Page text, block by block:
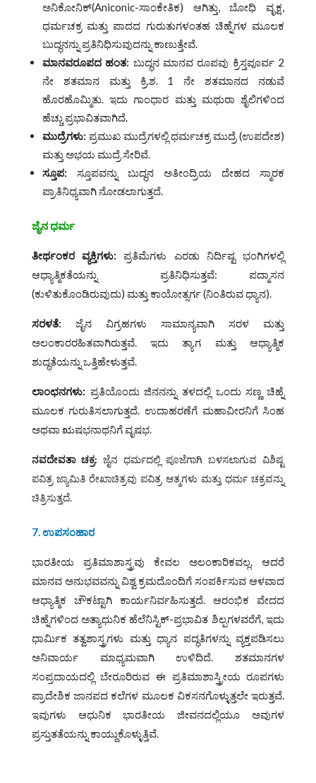
ಅನಿಕೋನಿಕ್(Aniconic-ಸಾಂಕೇತಿಕ) ಆಗಿತ್ತು, ಬೋಧಿ ವೃಕ್ಷ,
ಧರ್ಮಚಕ್ರ ಮತ್ತು ಪಾದದ ಗುರುತುಗಳಂತಹ ಚಿಹ್ನೆಗಳ ಮೂಲಕ
ಬುದ್ಧನನ್ನು ಪ್ರತಿನಿಧಿಸುವುದನ್ನು ಕಾಣುತ್ತೇವೆ.
ಮಾನವರೂಪದಹಂತ: ಬುದ್ಧನ ಮಾನವ ರೂಪವು ಕ್ರಿಸ್ತಪೂರ್ವ 2
ನೇ ಶತಮಾನ ಮತ್ತು ಕ್ರಿ.ಶ. 1 ನೇ ಶತಮಾನದ ನಡುವೆ
ಹೊರಹೊಮ್ಮಿತು. ಇದು ಗಾಂಧಾರ ಮತ್ತು ಮಥುರಾ ಶೈಲಿಗಳಿಂದ
ಹೆಚ್ಚು ಪ್ರಭಾವಿತವಾಗಿದೆ.
ಮುದ್ರೆಗಳು: ಪ್ರಮುಖ ಮುದ್ರೆಗಳಲ್ಲಿ ಧರ್ಮಚಕ್ರ ಮುದ್ರೆ (ಉಪದೇಶ)
ಮತ್ತು ಅಭಯ ಮುದ್ರೆ ಸೇರಿವೆ.
ಸ್ತೂಪ: ಸ್ತೂಪವನ್ನು ಬುದ್ಧನ ಅತೀಂದ್ರಿಯ ದೇಹದ ಸ್ಮಾರಕ
ಪ್ರಾತಿನಿಧ್ಯವಾಗಿ ನೋಡಲಾಗುತ್ತದೆ.
ಜೈನ ಧರ್ಮ
ತೀರ್ಥಂಕರ ವ್ಯಕ್ತಿಗಳು: ಪ್ರತಿಮೆಗಳು ಎರಡು ನಿರ್ದಿಷ್ಟ ಭಂಗಿಗಳಲ್ಲಿ
ಆಧ್ಯಾತ್ಮಿಕತೆಯನ್ನು ಪ್ರತಿನಿಧಿಸುತ್ತವೆ: ಪದ್ಮಾಸನ
(ಕುಳಿತುಕೊಂಡಿರುವುದು) ಮತ್ತು ಕಾಯೋತ್ಸರ್ಗ (ನಿಂತಿರುವ ಧ್ಯಾನ).
ಸರಳತೆ: ಜೈನ ವಿಗ್ರಹಗಳು ಸಾಮಾನ್ಯವಾಗಿ ಸರಳ ಮತ್ತು
ಅಲಂಕಾರರಹಿತವಾಗಿರುತ್ತವೆ. ಇದು ತ್ಯಾಗ ಮತ್ತು ಆಧ್ಯಾತ್ಮಿಕ
ಶುದ್ಧತೆಯನ್ನು ಒತ್ತಿಹೇಳುತ್ತವೆ.
ಲಾಂಛನಗಳು: ಪ್ರತಿಯೊಂದು ಜಿನನನ್ನು ತಳದಲ್ಲಿ ಒಂದು ಸಣ್ಣ ಚಿಹ್ನೆ
ಮೂಲಕ ಗುರುತಿಸಲಾಗುತ್ತದೆ. ಉದಾಹರಣೆಗೆ ಮಹಾವೀರನಿಗೆ ಸಿಂಹ
ಅಥವಾ ಋಷಭನಾಥನಿಗೆ ವೃಷಭ.
ನವದೇವತಾ ಚಕ್ರ: ಜೈನ ಧರ್ಮದಲ್ಲಿ ಪೂಜೆಗಾಗಿ ಬಳಸಲಾಗುವ ವಿಶಿಷ್ಟ
ಪವಿತ್ರ ಜ್ಯಾಮಿತಿ ರೇಖಾಚಿತ್ರವು ಪವಿತ್ರ ಆತ್ಮಗಳು ಮತ್ತು ಧರ್ಮ ಚಕ್ರವನ್ನು
ಚಿತ್ರಿಸುತ್ತದೆ.
7. ಉಪಸಂಹಾರ
ಭಾರತೀಯ ಪ್ರತಿಮಾಶಾಸ್ತ್ರವು ಕೇವಲ ಅಲಂಕಾರಿಕವಲ್ಲ. ಆದರೆ
ಮಾನವ ಅನುಭವವನ್ನು ವಿಶ್ವ ಕ್ರಮದೊಂದಿಗೆ ಸಂಪರ್ಕಿಸುವ ಆಳವಾದ
ಆಧ್ಯಾತ್ಮಿಕ ಚೌಕಟ್ಟಾಗಿ ಕಾರ್ಯನಿರ್ವಹಿಸುತ್ತದೆ. ಆರಂಭಿಕ ವೇದದ
ಚಿಹ್ನೆಗಳಿಂದ ಅತ್ಯಾಧುನಿಕ ಹೆಲೆನಿಸ್ಟಿಕ್-ಪ್ರಭಾವಿತ ಶಿಲ್ಪಗಳವರೆಗೆ, ಇದು
ಧಾರ್ಮಿಕ ತತ್ವಶಾಸ್ತ್ರಗಳು ಮತ್ತು ಧ್ಯಾನ ಪದ್ಧತಿಗಳನ್ನು ವ್ಯಕ್ತಪಡಿಸಲು
ಅನಿವಾರ್ಯ ಮಾಧ್ಯಮವಾಗಿ ಉಳಿದಿದೆ. ಶತಮಾನಗಳ
ಸಂಪ್ರದಾಯದಲ್ಲಿ ಬೇರೂರಿರುವ ಈ ಪ್ರತಿಮಾಶಾಸ್ತ್ರೀಯ ರೂಪಗಳು
ಪ್ರಾದೇಶಿಕ ಜಾನಪದ ಕಲೆಗಳ ಮೂಲಕ ವಿಕಸನಗೊಳ್ಳುತ್ತಲೇ ಇರುತ್ತವೆ.
ಇವುಗಳು ಆಧುನಿಕ ಭಾರತೀಯ ಜೀವನದಲ್ಲಿಯೂ ಅವುಗಳ
ಪ್ರಸ್ತುತತೆಯನ್ನು ಕಾಯ್ದುಕೊಳ್ಳುತ್ತಿವೆ.